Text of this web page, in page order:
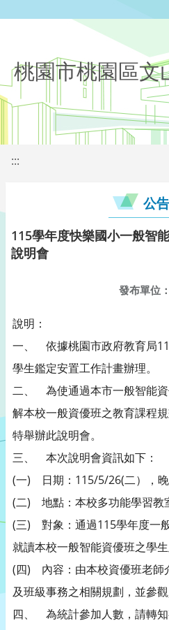
桃園市桃園區文
:::
公
115學年度快樂國小一般智
說明會
發布單位：
說明：
一、 依據桃園市政府教育局
學生鑑定安置工作計畫辦理。
二、 為使通過本市一般智能
解本校一般資優班之教育課程
特舉辦此說明會。
三、 本次說明會資訊如下：
(一) 日期：115/5/26(二），晚
(二) 地點：本校多功能學習教
(三) 對象：通過115學年度一
就讀本校一般智能資優班之學生
(四) 內容：由本校資優班老師
及班級事務之相關規劃，並參
四、 為統計參加人數，請轉